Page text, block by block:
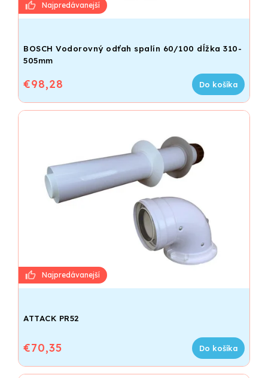
BOSCH Vodorovný odťah spalín 60/100 dĺžka 310-
505mm
€98,28 Do košíka
ATTACK PR52
€70,35 Do košíka